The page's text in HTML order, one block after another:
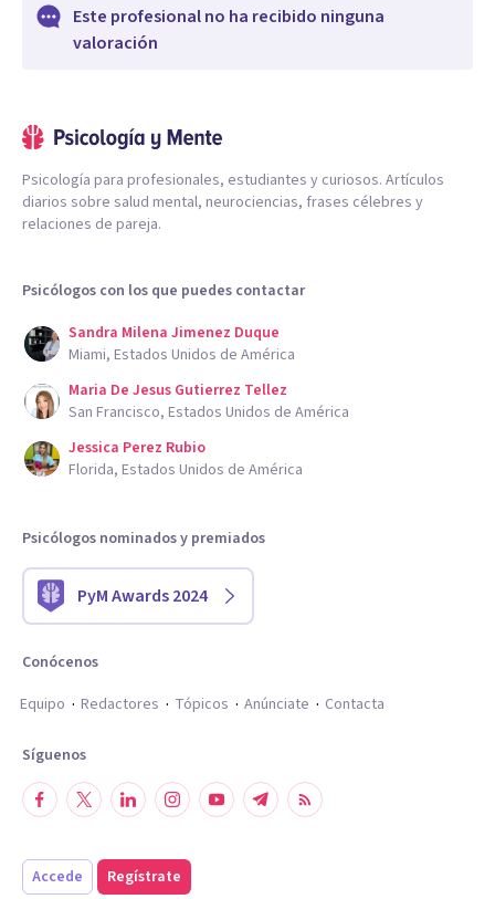
Este profesional no ha recibido ninguna
valoración
Psicología para profesionales, estudiantes y curiosos. Artículos
diarios sobre salud mental, neurociencias, frases célebres y
relaciones de pareja.
Psicólogos con los que puedes contactar
Sandra Milena Jimenez Duque
Miami, Estados Unidos de América
Maria De Jesus Gutierrez Tellez
San Francisco, Estados Unidos de América
Jessica Perez Rubio
Florida, Estados Unidos de América
Psicólogos nominados y premiados
PyM Awards 2024
Conócenos
Equipo
Redactores Tópicos Anúnciate Contacta
Síguenos
Accede Regístrate